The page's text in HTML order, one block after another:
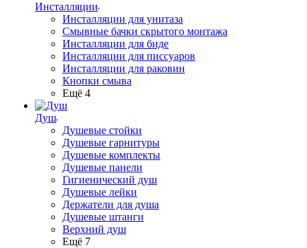
Инсталляции
Инсталляции для унитаза
Смывные бачки скрытого монтажа
Инсталляции для биде
Инсталляции для писсуаров
Инсталляции для раковин
Кнопки смыва
Ещё 4
Душ
Душевые стойки
Душевые гарнитуры
Душевые комплекты
Душевые панели
Гигиенический душ
Душевые лейки
Держатели для душа
Душевые штанги
Верхний душ
Ещё 7